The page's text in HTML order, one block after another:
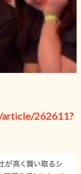
article/262611?